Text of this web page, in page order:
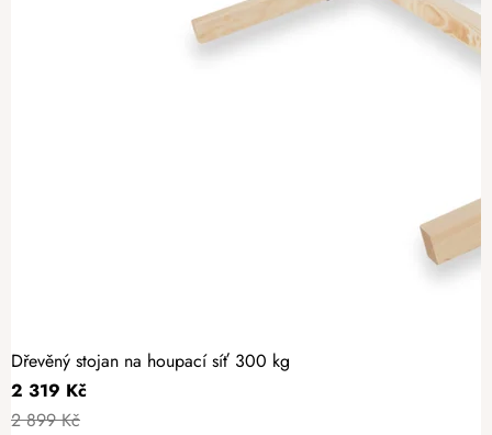
Dřevěný stojan na houpací síť 300 kg
2 319 Kč
2 899 Kč